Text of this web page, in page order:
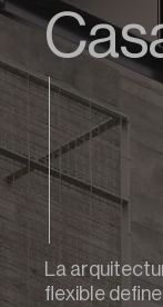
La
flexible